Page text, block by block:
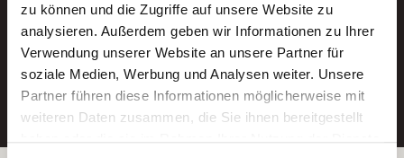
zu können und die Zugriffe auf unsere Website zu
analysieren. Außerdem geben wir Informationen zu Ihrer
Verwendung unserer Website an unsere Partner für
soziale Medien, Werbung und Analysen weiter. Unsere
Partner führen diese Informationen möglicherweise mit
weiteren Daten zusammen, die Sie ihnen bereitgestellt
Ein kostenloser Service von AWO
Jobs.
E-Mail-Adresse eintragen